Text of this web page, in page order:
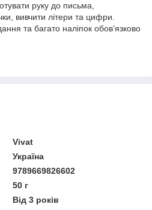
руку до письма,
вивчити літери та цифри.
та багато наліпок обов’язково
Vivat
Україна
9789669826602
50 г
Від 3 років